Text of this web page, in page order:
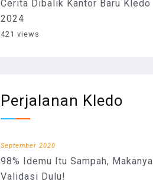
Cerita Dibalik Kantor Baru Kledo
2024
421 views
Perjalanan Kledo
September 2020
98% Idemu Itu Sampah, Makanya
Validasi Dulu!